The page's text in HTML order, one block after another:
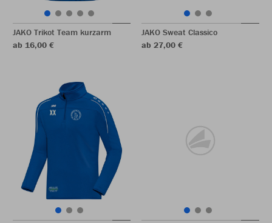
JAKO Trikot Team kurzarm
ab 16,00 €
JAKO Sweat Classico
ab 27,00 €